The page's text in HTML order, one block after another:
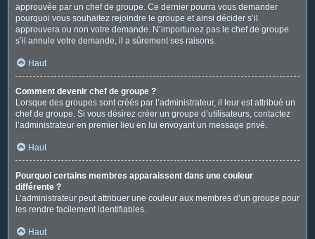
approuvée par un chef de groupe. Ce dernier pourra vous demander
pourquoi vous souhaitez rejoindre le groupe et ainsi décider s’il
approuvera ou non votre demande. N’importunez pas le chef de groupe
s’il annule votre demande, il a sûrement ses raisons.
Haut
Comment devenir chef de groupe ?
Lorsque des groupes sont créés par l’administrateur, il leur est attribué un
chef de groupe. Si vous désirez créer un groupe d’utilisateurs, contactez
l’administrateur en premier lieu en lui envoyant un message privé.
Haut
Pourquoi certains membres apparaissent dans une couleur
différente ?
L’administrateur peut attribuer une couleur aux membres d’un groupe pour
les rendre facilement identifiables.
Haut